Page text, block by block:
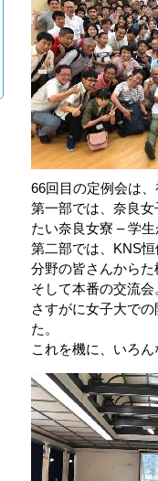
66回目の定例会は
第一部では、奈良
たい奈良女寮 – 学
第二部では、KNS
分野の皆さんからた
そして本番の交流会
さすがに女子大で
た。
これを機に、いろ